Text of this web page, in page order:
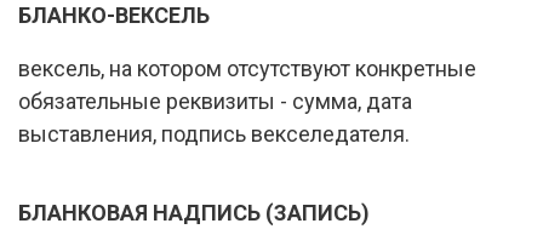
БЛАНКО-ВЕКСЕЛЬ
вексель, на котором отсутствуют конкретные
обязательные реквизиты - сумма, дата
выставления, подпись векселедателя.
БЛАНКОВАЯ НАДПИСЬ (ЗАПИСЬ)